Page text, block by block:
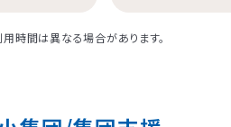
時間は異なる場合があります。